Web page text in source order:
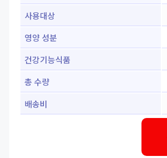
사용대상
영양 성분
건강기능식품
총 수량
배송비